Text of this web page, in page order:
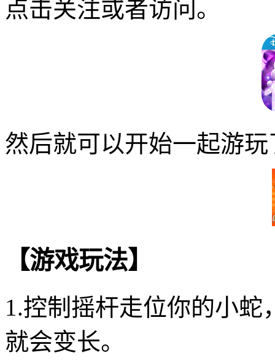
点击关注或者访问。
然后就可以开始一起游玩
【游戏玩法】
1.控制摇杆走位你的小
就会变长。